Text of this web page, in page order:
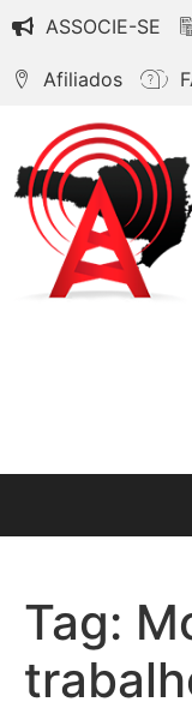
ASSOCIE-SE
Afiliados
Tag: